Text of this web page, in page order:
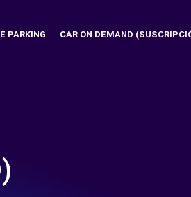
PARKING CAR ON DEMAND